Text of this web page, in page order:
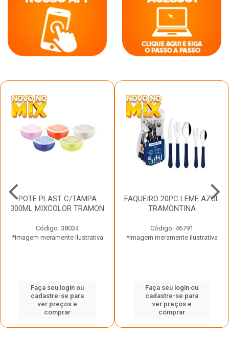
POTE PLAST C/TAMPA
300ML MIXCOLOR TRAMON
Código: 38034
*Imagem meramente ilustrativa
Faça seu login ou
cadastre-se para
ver preços e
comprar
FAQUEIRO 20PC LEME AZUL
TRAMONTINA
Código: 46791
*Imagem meramente ilustrativa
Faça seu login ou
cadastre-se para
ver preços e
comprar